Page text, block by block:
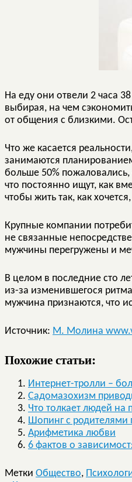
На еду они отвели 2 часа
выбирая, на чем
от общения с близкими.
Что же касается
занимаются
больше 50%
что постоянно ищут, как
чтобы жить так, как
Крупные компании
не связанные
мужчины перегружены и
В целом в последние сто
из-за изменившегося
мужчина признаются, что
Источник: М. Молина
Похожие статьи:
Интернет-тролли –
Садомазохизм
Что толкает людей на
Шопинг с родителями
Арифметика любви
6 фактов о
Метки Общество,